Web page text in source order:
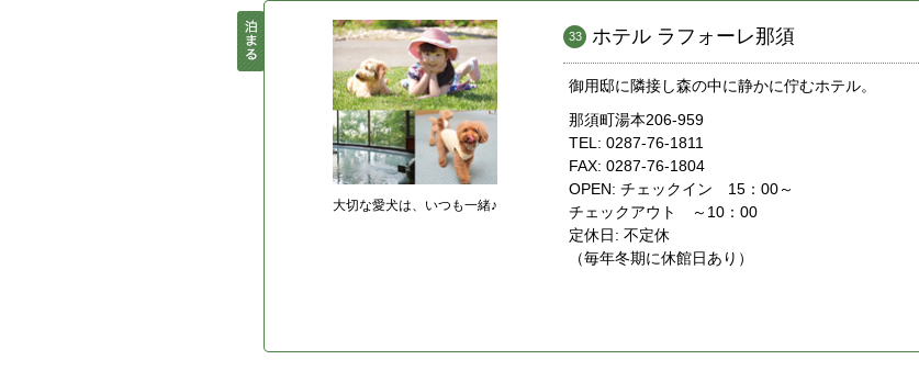
大切な愛犬は、いつも一緒♪
33 ホテル ラフォーレ那須
御用邸に隣接し森の中に静かに佇むホテル。
那須町湯本206-959
TEL: 0287-76-1811
FAX: 0287-76-1804
OPEN: チェックイン 15：00～
チェックアウト ～10：00
定休日: 不定休
（毎年冬期に休館日あり）